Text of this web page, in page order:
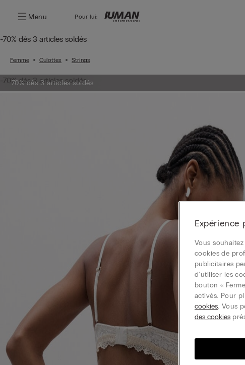
Menu Pour lui:
-70% dès 3 articles soldés
Femme Culottes Strings
-70% dès 3 articles soldés
-70% dès 3 articles soldés
Expérience
Vous
cookies de
publicitaires
d'utiliser les
bouton «
activés. Pour
cookies. Vous
des cookies